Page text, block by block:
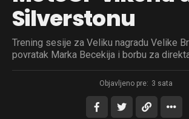
Silverstonu
Trening sesije za Veliku nagradu Velike
povratak Marka Becekija i borbu za
Objavljeno pre: 3 sata